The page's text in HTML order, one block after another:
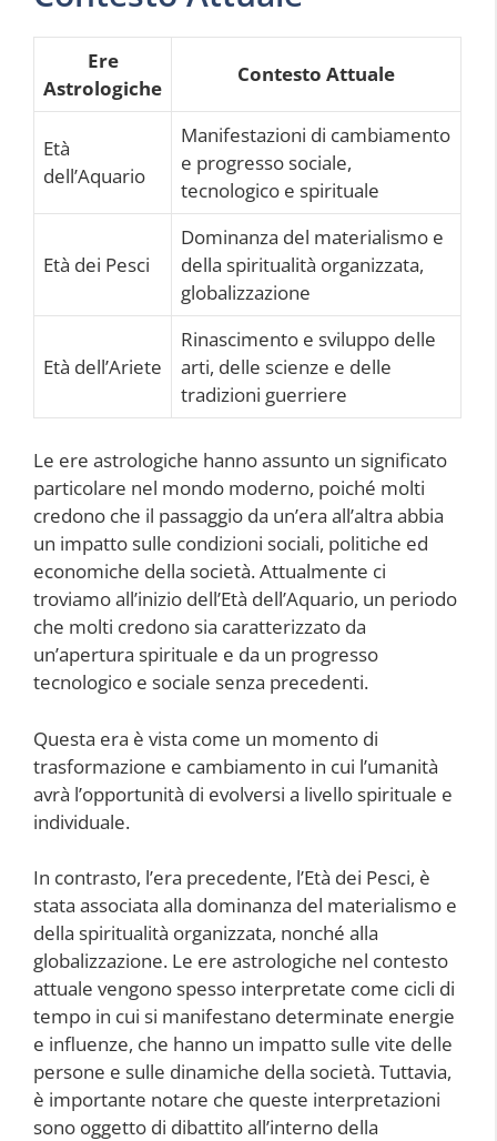
Ere
Astrologiche
Contesto Attuale
Età
dell’Aquario
Manifestazioni di cambiamento
e progresso sociale,
tecnologico e spirituale
Età dei Pesci
Dominanza del materialismo e
della spiritualità organizzata,
globalizzazione
Età dell’Ariete
Rinascimento e sviluppo delle
arti, delle scienze e delle
tradizioni guerriere
Le ere astrologiche hanno assunto un significato
particolare nel mondo moderno, poiché molti
credono che il passaggio da un’era all’altra abbia
un impatto sulle condizioni sociali, politiche ed
economiche della società. Attualmente ci
troviamo all’inizio dell’Età dell’Aquario, un periodo
che molti credono sia caratterizzato da
un’apertura spirituale e da un progresso
tecnologico e sociale senza precedenti.
Questa era è vista come un momento di
trasformazione e cambiamento in cui l’umanità
avrà l’opportunità di evolversi a livello spirituale e
individuale.
In contrasto, l’era precedente, l’Età dei Pesci, è
stata associata alla dominanza del materialismo e
della spiritualità organizzata, nonché alla
globalizzazione. Le ere astrologiche nel contesto
attuale vengono spesso interpretate come cicli di
tempo in cui si manifestano determinate energie
e influenze, che hanno un impatto sulle vite delle
persone e sulle dinamiche della società. Tuttavia,
è importante notare che queste interpretazioni
sono oggetto di dibattito all’interno della